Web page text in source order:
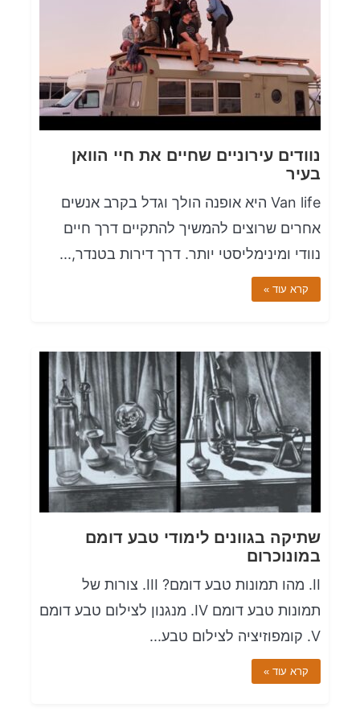
נוודים עירוניים שחיים את חיי הוואן
בעיר
Van life היא אופנה הולך וגדל בקרב אנשים
אחרים שרוצים להמשיך להתקיים דרך חיים
נוודי ומינימליסטי יותר. דרך דירות בטנדר,...
קרא עוד »
שתיקה בגוונים לימודי טבע דומם
במונוכרום
II. מהו תמונות טבע דומם? III. צורות של
תמונות טבע דומם IV. מנגנון לצילום טבע דומם
V. קומפוזיציה לצילום טבע...
קרא עוד »